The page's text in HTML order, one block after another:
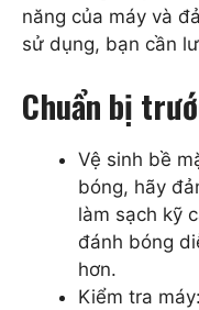
năng của máy và
sử dụng, bạn cần
Chuẩn bị
Vệ sinh bề
bóng, hãy
làm sạch kỹ
đánh bóng
hơn.
Kiểm tra